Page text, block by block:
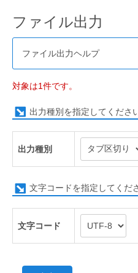
ファイル出力
ファイル出力ヘルプ
対象は1件です。
出力種別を指定してくださ
出力種別
文字コードを指定してくだ
文字コード